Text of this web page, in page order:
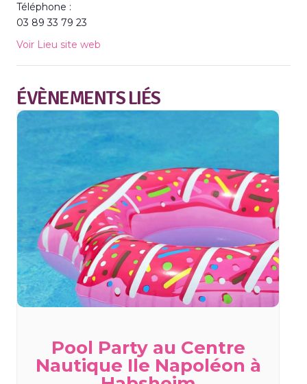
Téléphone :
03 89 33 79 23
Voir Lieu site web
ÉVÈNEMENTS LIÉS
Pool Party au Centre
Nautique Ile Napoléon à